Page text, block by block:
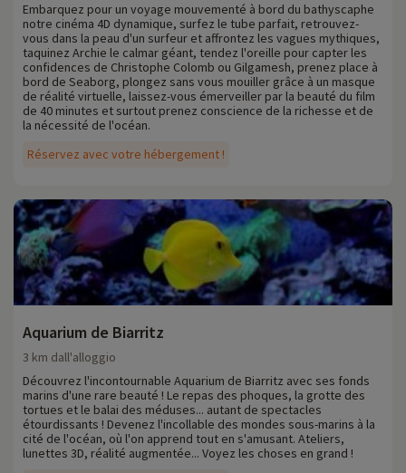
Réservez avec votre hébergement !
Embarquez pour un voyage mouvementé à bord du bathyscaphe
notre cinéma 4D dynamique, surfez le tube parfait, retrouvez-
vous dans la peau d'un surfeur et affrontez les vagues mythiques,
taquinez Archie le calmar géant, tendez l'oreille pour capter les
confidences de Christophe Colomb ou Gilgamesh, prenez place à
bord de Seaborg, plongez sans vous mouiller grâce à un masque
de réalité virtuelle, laissez-vous émerveiller par la beauté du film
de 40 minutes et surtout prenez conscience de la richesse et de
la nécessité de l'océan.
Aquarium de Biarritz
3 km dall'alloggio
Découvrez l'incontournable Aquarium de Biarritz avec ses fonds
marins d'une rare beauté ! Le repas des phoques, la grotte des
tortues et le balai des méduses... autant de spectacles
étourdissants ! Devenez l'incollable des mondes sous-marins à la
cité de l'océan, où l'on apprend tout en s'amusant. Ateliers,
lunettes 3D, réalité augmentée... Voyez les choses en grand !